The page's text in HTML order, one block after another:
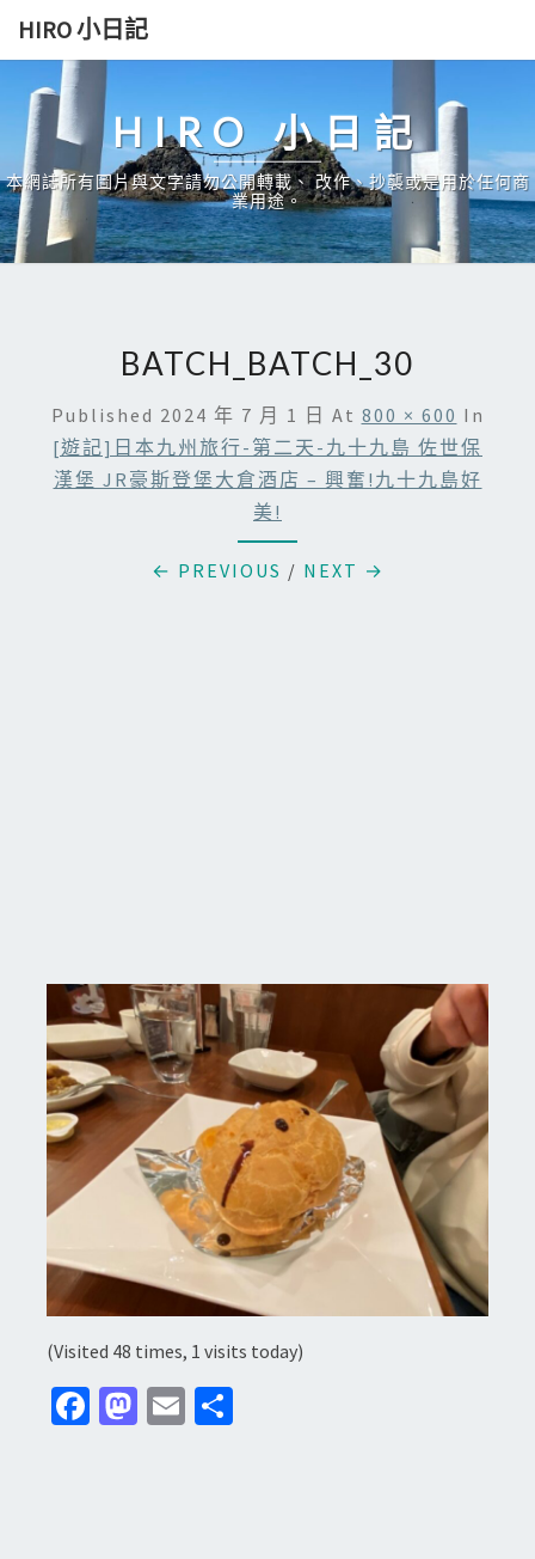
Skip
content
HIRO 小日記
HIRO 小日記
本網誌所有圖片與文字請勿公開轉載、 改作、抄襲或是用於任何商
業用途。
BATCH_BATCH_30
Published 2024 年 7 月 1 日 At 800 × 600 In
[遊記]日本九州旅行-第二天-九十九島 佐世保
漢堡 JR豪斯登堡大倉酒店 – 興奮!九十九島好
美!
← PREVIOUS / NEXT →
(Visited 48 times, 1 visits today)
Fa M E